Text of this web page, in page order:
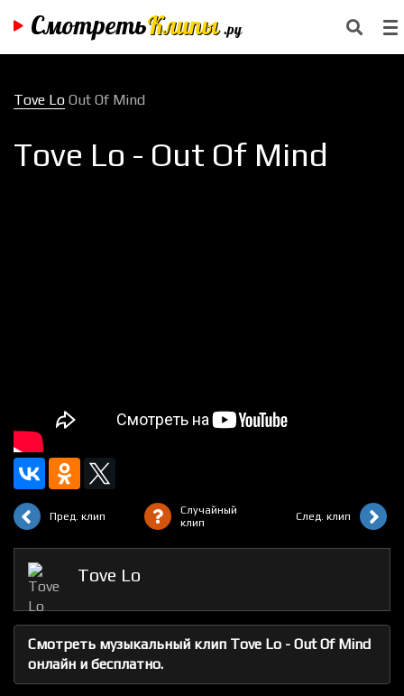
СмотретьКлипы .ру
Tove Lo Out Of Mind
Tove Lo - Out Of Mind
Пред. клип
Случайный
клип
След. клип
Tove Lo
Смотреть музыкальный клип Tove Lo - Out Of Mind
онлайн и бесплатно.